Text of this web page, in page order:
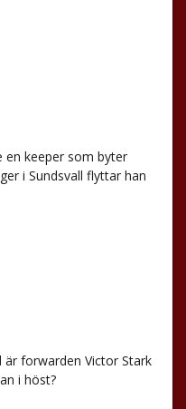
en keeper som byter
i Sundsvall flyttar han
är forwarden Victor Stark
i höst?